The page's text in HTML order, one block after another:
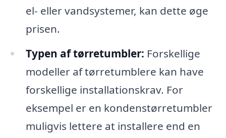
el- eller vandsystemer, kan dette øge
prisen.
Typen af tørretumbler: Forskellige
modeller af tørretumblere kan have
forskellige installationskrav. For
eksempel er en kondenstørretumbler
muligvis lettere at installere end en